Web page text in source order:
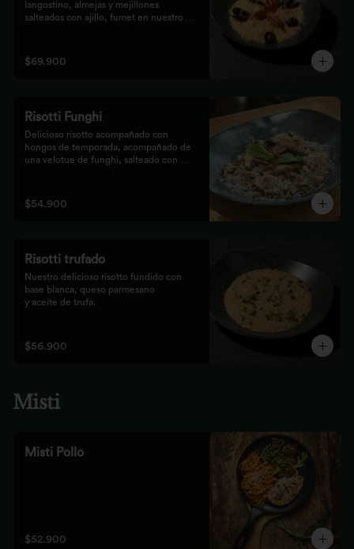
langostino, almejas y mejillones
salteados con ajillo, fumet en nuestro
$69.900
Risotti Funghi
Delicioso risotto acompañado con
hongos de temporada, acompañado de
una velotue de funghi, salteado con
$54.900
Risotti trufado
Nuestro delicioso risotto fundido con
base blanca, queso parmesano
y aceite de trufa.
$56.900
Misti
Misti Pollo
$52.900